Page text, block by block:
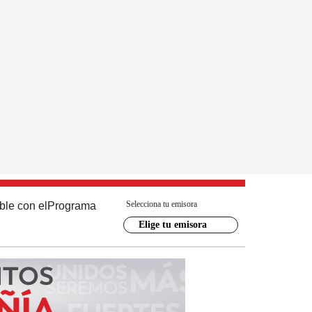
con el Programa Selecciona tu emisora
Elige tu emisora